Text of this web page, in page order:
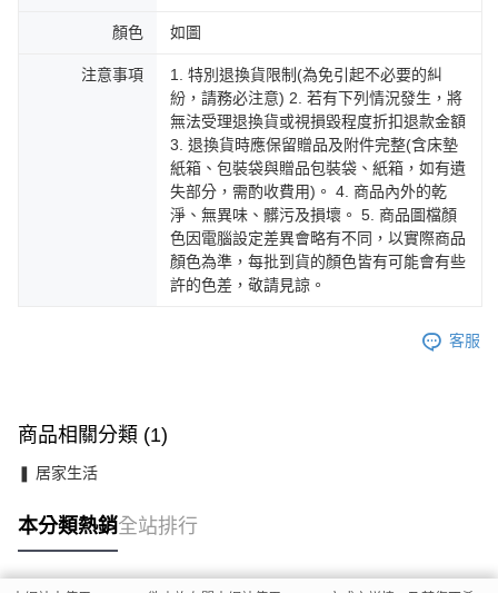
顏色 如圖
注意事項
1. 特別退換貨限制(為免引起不必要的糾
紛，請務必注意) 2. 若有下列情況發生，將
無法受理退換貨或視損毀程度折扣退款金額
3. 退換貨時應保留贈品及附件完整(含床墊
紙箱、包裝袋與贈品包裝袋、紙箱，如有遺
失部分，需酌收費用)。 4. 商品內外的乾
淨、無異味、髒污及損壞。 5. 商品圖檔顏
色因電腦設定差異會略有不同，以實際商品
顏色為準，每批到貨的顏色皆有可能會有些
許的色差，敬請見諒。
客服
商品相關分類 (1)
❚ 居家生活
本分類熱銷全站排行